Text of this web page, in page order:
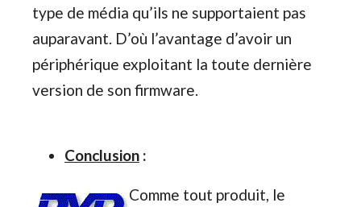
type de média qu’ils ne supportaient pas
auparavant. D’où l’avantage d’avoir un
périphérique exploitant la toute dernière
version de son firmware.
Conclusion :
Comme tout produit, le